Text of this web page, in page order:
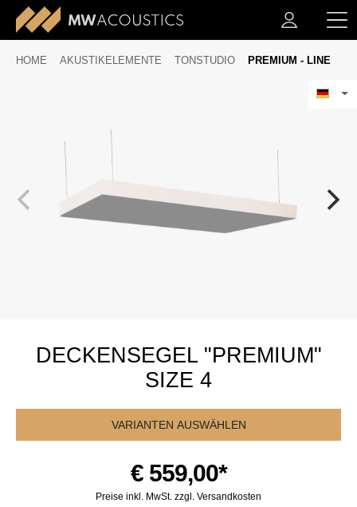
HOME AKUSTIKELEMENTE TONSTUDIO PREMIUM - LINE
DECKENSEGEL "PREMIUM"
SIZE 4
VARIANTEN AUSWÄHLEN
€ 559,00*
Preise inkl. MwSt. zzgl. Versandkosten